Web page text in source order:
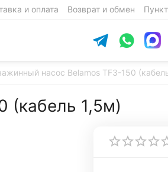
и оплата Возврат и обмен
насос Belamos TF3-150
(кабель 1,5м)